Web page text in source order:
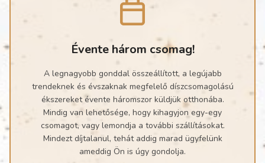
Évente három csomag!
A legnagyobb gonddal összeállított, a legújabb
trendeknek és évszaknak megfelelő díszcsomagolású
ékszereket évente háromszor küldjük otthonába.
Mindig van lehetősége, hogy kihagyjon egy-egy
csomagot, vagy lemondja a további szállításokat.
Mindezt díjtalanul, tehát addig marad ügyfelünk
ameddig Ön is úgy gondolja.